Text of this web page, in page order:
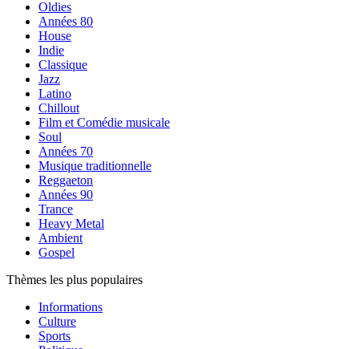
Oldies
Années 80
House
Indie
Classique
Jazz
Latino
Chillout
Film et Comédie musicale
Soul
Années 70
Musique traditionnelle
Reggaeton
Années 90
Trance
Heavy Metal
Ambient
Gospel
Thèmes les plus populaires
Informations
Culture
Sports